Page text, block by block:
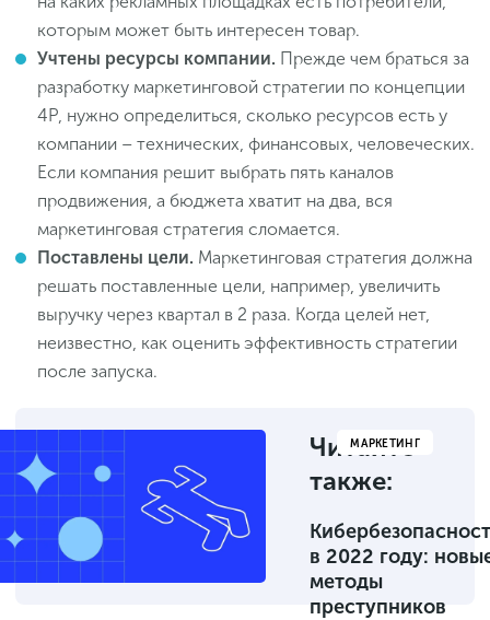
которым может быть интересен товар.
Учтены ресурсы компании. Прежде чем браться за
разработку маркетинговой стратегии по концепции
4P, нужно определиться, сколько ресурсов есть у
компании – технических, финансовых, человеческих.
Если компания решит выбрать пять каналов
продвижения, а бюджета хватит на два, вся
маркетинговая стратегия сломается.
Поставлены цели. Маркетинговая стратегия должна
решать поставленные цели, например, увеличить
выручку через квартал в 2 раза. Когда целей нет,
неизвестно, как оценить эффективность стратегии
после запуска.
МАРКЕТИНГ
Читайте
также:
в 2022 году:
методы
преступников